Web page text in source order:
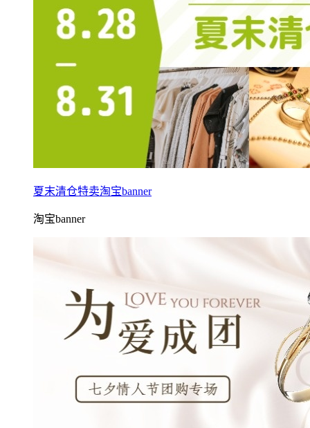
夏末清仓特卖淘宝banner
淘宝banner